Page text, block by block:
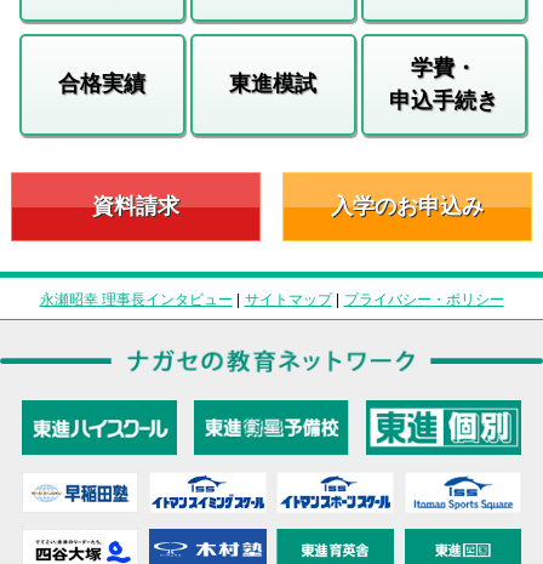
合格実績 東進模試
学費・
申込手続き
資料請求 入学のお申込み
永瀬昭幸 理事長インタビュー | サイトマップ| プライバシー・ポリシー